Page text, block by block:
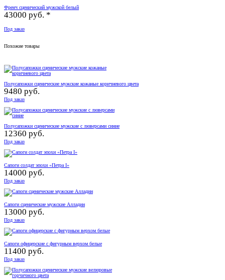
Френч сценический мужской белый
43000 руб. *
Под заказ
Похожие товары
Полусапожки сценические мужские кожаные коричневого цвета
9480 руб.
Под заказ
Полусапожки сценические мужские с люверсами синие
12360 руб.
Под заказ
Сапоги солдат эпохи «Петра I»
14000 руб.
Под заказ
Сапоги сценические мужские Алладин
13000 руб.
Под заказ
Сапоги офицерские с фигурным верхом белые
11400 руб.
Под заказ